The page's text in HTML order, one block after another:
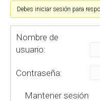
Debes iniciar sesión para
Nombre de
usuario:
Contraseña:
Mantener sesión